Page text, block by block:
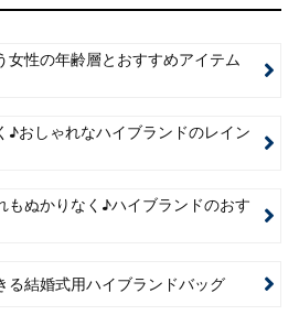
女性の年齢層とおすすめアイテム
♪おしゃれなハイブランドのレイン
もぬかりなく♪ハイブランドのおす
る結婚式用ハイブランドバッグ